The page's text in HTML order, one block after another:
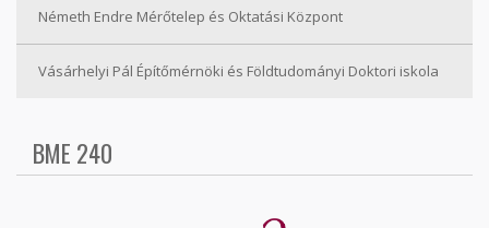
Németh Endre Mérőtelep és Oktatási Központ
Vásárhelyi Pál Építőmérnöki és Földtudományi Doktori iskola
BME 240